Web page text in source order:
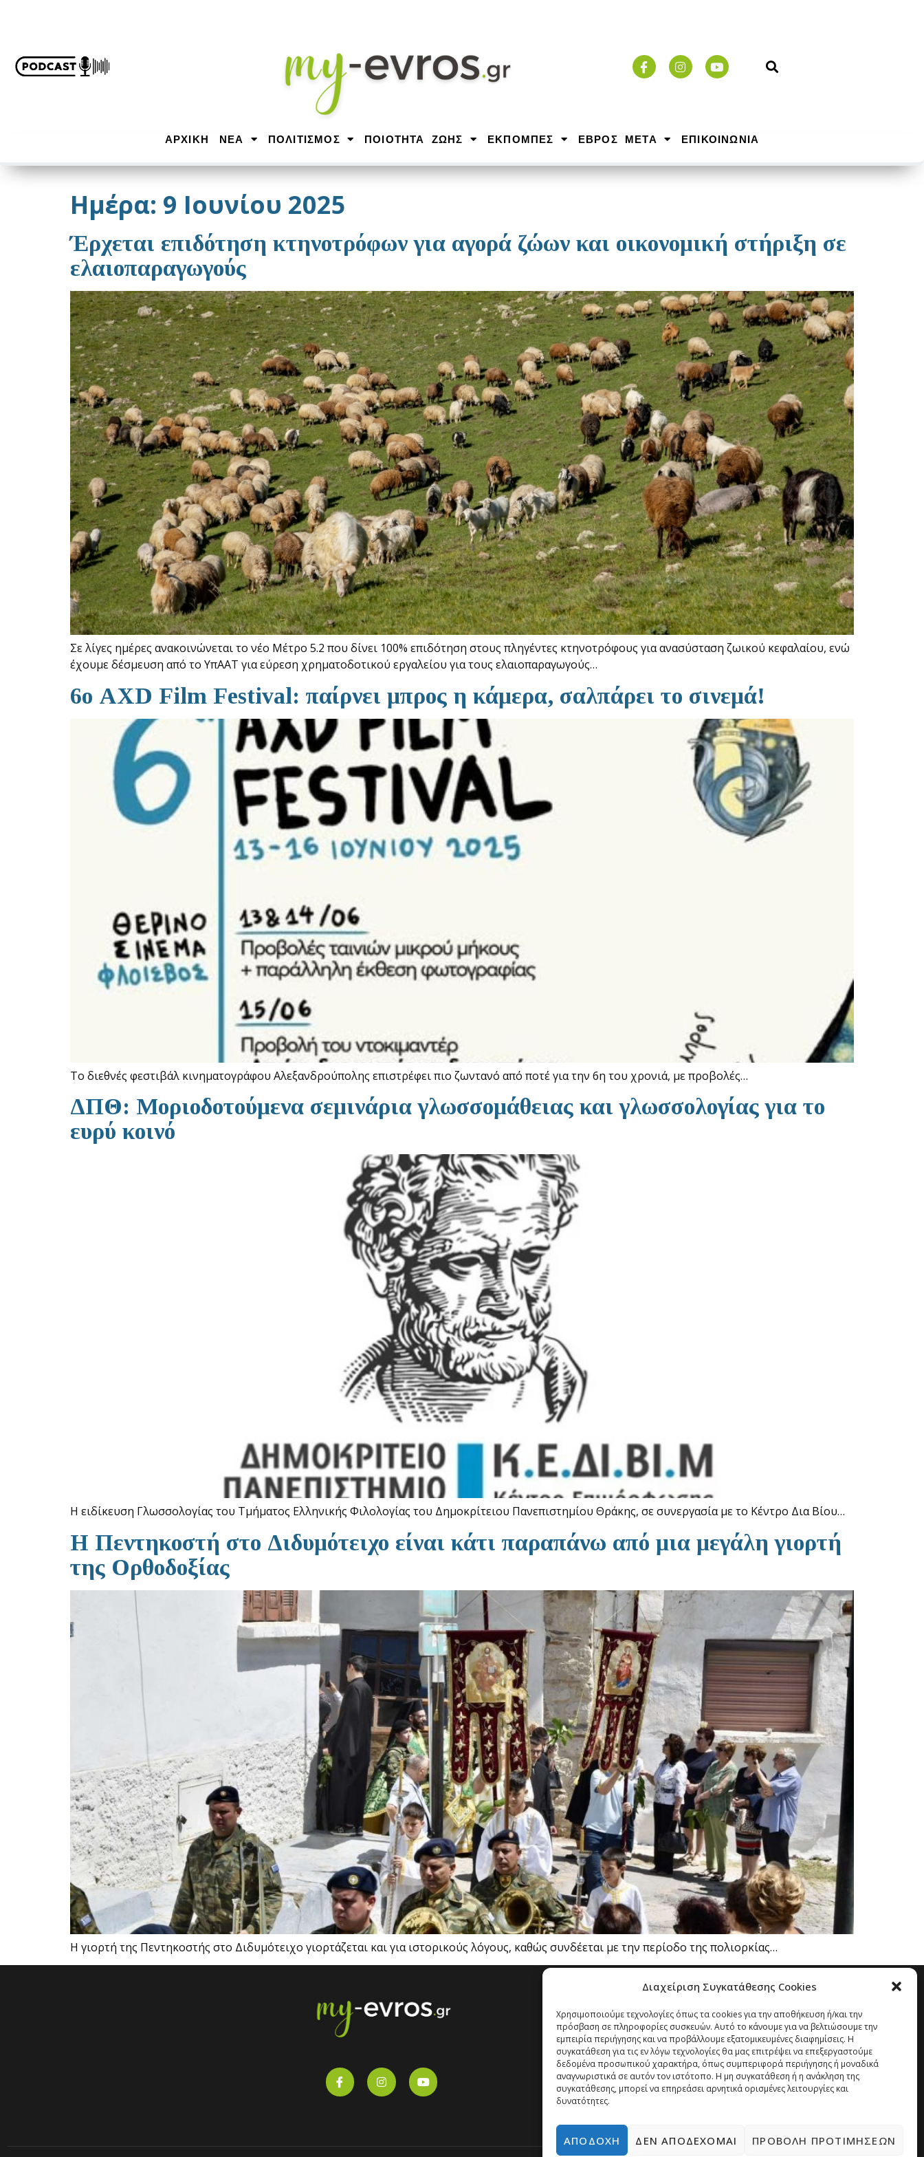
Διαχείριση Συγκατάθεσης Cookies
Χρησιμοποιούμε τεχνολογίες όπως τα cookies για την αποθήκευση ή/και την
πρόσβαση σε πληροφορίες συσκευών. Αυτό το κάνουμε για να βελτιώσουμε την
εμπειρία περιήγησης και να προβάλλουμε εξατομικευμένες διαφημίσεις. Η
συγκατάθεση για τις εν λόγω τεχνολογίες θα μας επιτρέψει να επεξεργαστούμε
δεδομένα προσωπικού χαρακτήρα, όπως συμπεριφορά περιήγησης ή μοναδικά
αναγνωριστικά σε αυτόν τον ιστότοπο. Η μη συγκατάθεση ή η ανάκληση της
συγκατάθεσης, μπορεί να επηρεάσει αρνητικά ορισμένες λειτουργίες και
δυνατότητες.
ΑΠΟΔΟΧΉ ΔΕΝ ΑΠΟΔΈΧΟΜΑΙ ΠΡΟΒΟΛΉ ΠΡΟΤΙΜΉΣΕΩΝ
ΑΡΧΙΚΉ ΝΕΑ ΠΟΛΙΤΙΣΜΟΣ ΠΟΙΟΤΗΤΑ ΖΩΗΣ ΕΚΠΟΜΠΕΣ ΕΒΡΟΣ ΜΕΤΑ ΕΠΙΚΟΙΝΩΝΙΑ
Ημέρα: 9 Ιουνίου 2025
Έρχεται επιδότηση κτηνοτρόφων για αγορά ζώων και οικονομική στήριξη σε
ελαιοπαραγωγούς
Σε λίγες ημέρες ανακοινώνεται το νέο Μέτρο 5.2 που δίνει 100% επιδότηση στους πληγέντες κτηνοτρόφους για ανασύσταση ζωικού κεφαλαίου, ενώ
έχουμε δέσμευση από το ΥπΑΑΤ για εύρεση χρηματοδοτικού εργαλείου για τους ελαιοπαραγωγούς…
6ο AXD Film Festival: παίρνει μπρος η κάμερα, σαλπάρει το σινεμά!
Το διεθνές φεστιβάλ κινηματογράφου Αλεξανδρούπολης επιστρέφει πιο ζωντανό από ποτέ για την 6η του χρονιά, με προβολές…
ΔΠΘ: Μοριοδοτούμενα σεμινάρια γλωσσομάθειας και γλωσσολογίας για το
ευρύ κοινό
Η ειδίκευση Γλωσσολογίας του Τμήματος Ελληνικής Φιλολογίας του Δημοκρίτειου Πανεπιστημίου Θράκης, σε συνεργασία με το Κέντρο Δια Βίου…
Η Πεντηκοστή στο Διδυμότειχο είναι κάτι παραπάνω από μια μεγάλη γιορτή
της Ορθοδοξίας
Η γιορτή της Πεντηκοστής στο Διδυμότειχο γιορτάζεται και για ιστορικούς λόγους, καθώς συνδέεται με την περίοδο της πολιορκίας…